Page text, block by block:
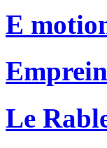
E
Le